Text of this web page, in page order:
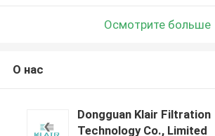
Осмотрите больше
О нас
Dongguan Klair Filtration
Technology Co., Limited